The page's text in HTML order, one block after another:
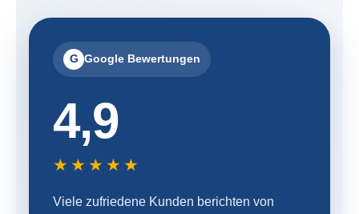
G Google Bewertungen
4,9
★★★★★
Viele zufriedene Kunden berichten von